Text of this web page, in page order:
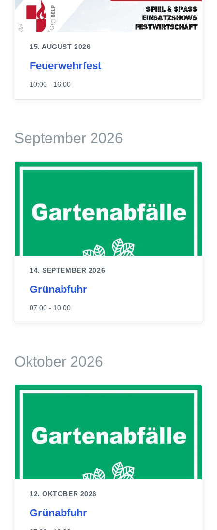
15. AUGUST 2026
Feuerwehrfest
10:00 - 16:00
September 2026
14. SEPTEMBER 2026
Grünabfuhr
07:00 - 10:00
Oktober 2026
12. OKTOBER 2026
Grünabfuhr